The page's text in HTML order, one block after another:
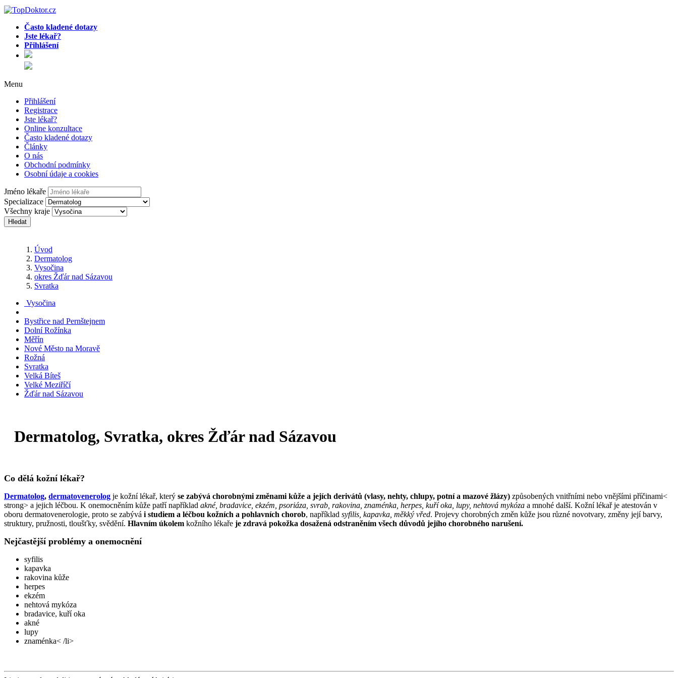
Často kladené dotazy
Jste lékař?
Přihlášení
Menu
Přihlášení
Registrace
Jste lékař?
Online konzultace
Často kladené dotazy
Články
O nás
Obchodní podmínky
Osobní údaje a cookies
Jméno lékaře
Specializace
Všechny kraje
Hledat
Úvod
Dermatolog
Vysočina
okres Žďár nad Sázavou
Svratka
Vysočina
Bystřice nad Pernštejnem
Dolní Rožínka
Měřín
Nové Město na Moravě
Rožná
Svratka
Velká Bíteš
Velké Meziříčí
Žďár nad Sázavou
Dermatolog, Svratka, okres Žďár nad Sázavou
Co dělá kožní lékař?
Dermatolog, dermatovenerolog je kožní lékař, který se zabývá chorobnými změnami kůže a jejích derivátů (vlasy, nehty, chlupy, potní a mazové žlázy) způsobených vnitřními nebo vnějšími příčinami<
strong> a jejich léčbou. K onemocněním kůže patří například akné, bradavice, ekzém, psoriáza, svrab, rakovina, znaménka, herpes, kuří oka, lupy, nehtová mykóza a mnohé další. Kožní lékař je atestován v
oboru dermatovenerologie, proto se zabývá i studiem a léčbou kožních a pohlavních chorob, například syfilis, kapavka, měkký vřed. Projevy chorobných změn kůže jsou různé novotvary, změny její barvy,
struktury, pružnosti, tloušťky, svědění. Hlavním úkolem kožního lékaře je zdravá pokožka dosažená odstraněním všech důvodů jejího chorobného narušení.
Nejčastější problémy a onemocnění
syfilis
kapavka
rakovina kůže
herpes
ekzém
nehtová mykóza
bradavice, kuří oka
akné
lupy
znaménka< /li>